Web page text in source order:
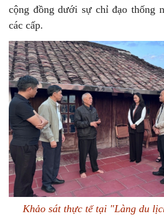
cộng đồng dưới sự chỉ đạo thống
các cấp.
Khảo sát thực tế tại "Làng du